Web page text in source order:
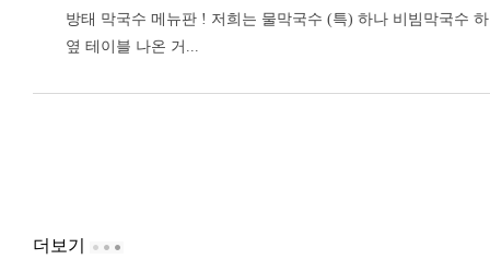
방태 막국수 메뉴판 ! 저희는 물막국수 (특) 하나 비빔막국수
옆 테이블 나온 거...
더보기